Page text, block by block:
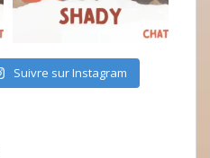
Suivre sur Instagram